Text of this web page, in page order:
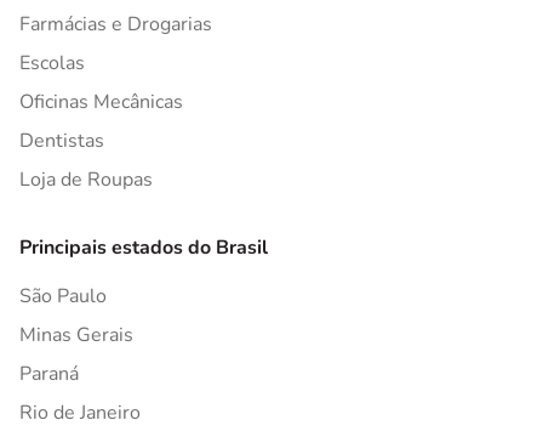
Farmácias e Drogarias
Escolas
Oficinas Mecânicas
Dentistas
Loja de Roupas
Principais estados do Brasil
São Paulo
Minas Gerais
Paraná
Rio de Janeiro